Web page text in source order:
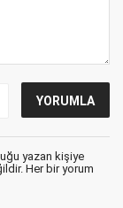
yazan kişiye
Her bir yorum